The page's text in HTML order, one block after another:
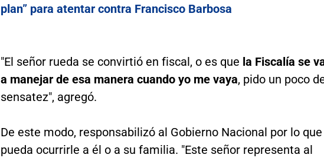
plan” para atentar contra Francisco Barbosa
"El señor rueda se convirtió en fiscal, o es que la Fiscalía se
a manejar de esa manera cuando yo me vaya, pido un poco
sensatez", agregó.
De este modo, responsabilizó al Gobierno Nacional por lo que
pueda ocurrirle a él o a su familia. "Este señor representa al